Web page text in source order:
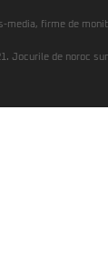
firme de
Jocurile de noroc